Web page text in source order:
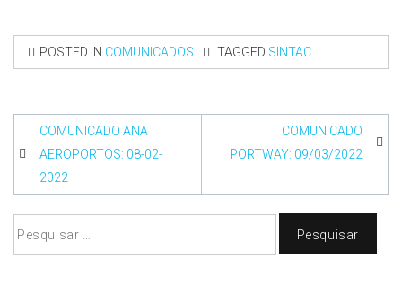
POSTED IN COMUNICADOS TAGGED SINTAC
Navegação
de
artigos
COMUNICADO ANA
AEROPORTOS: 08-02-
2022
COMUNICADO
PORTWAY: 09/03/2022